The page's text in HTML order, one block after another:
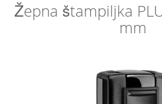
Žepna štampiljka
mm